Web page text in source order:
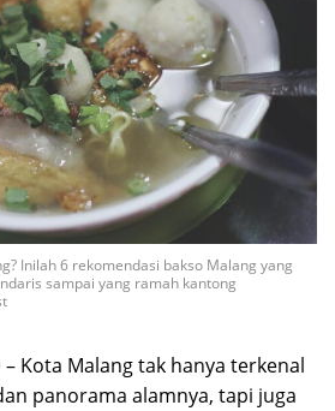
Inilah 6 rekomendasi bakso Malang yang
sampai yang ramah kantong
– Kota Malang tak hanya terkenal
panorama alamnya, tapi juga